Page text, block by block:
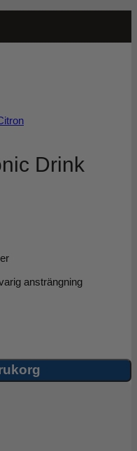
Drink
ansträngning